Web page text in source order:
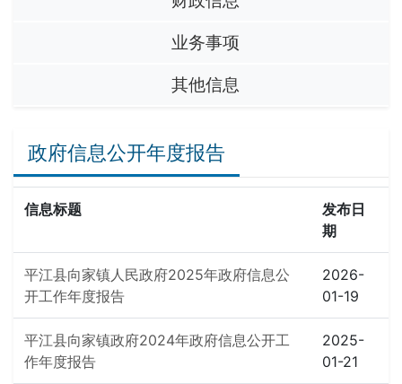
业务事项
其他信息
政府信息公开年度报告
信息标题
发布日
期
平江县向家镇人民政府2025年政府信息公
开工作年度报告
2026-
01-19
平江县向家镇政府2024年政府信息公开工
作年度报告
2025-
01-21